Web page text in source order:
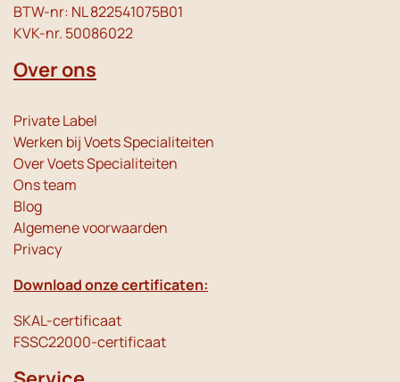
BTW-nr: NL 822541075B01
KVK-nr. 50086022
Over ons
Private Label
Werken bij Voets Specialiteiten
Over Voets Specialiteiten
Ons team
Blog
Algemene voorwaarden
Privacy
Download onze certificaten:
SKAL-certificaat
FSSC22000-certificaat